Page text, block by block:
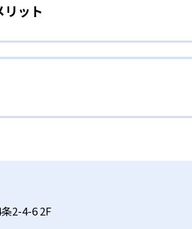
ラム
けプログラミングスクール「
進捗や成績をリアルタイムで取得
。
ートとQUREOオリジナル教材を
プで徐々に本格的なコーディング
検しながらプログラミングの基礎
て、プログラミングの基礎を網羅
るガイドキャラクターの存在や、
ステムなど、子どもが夢中になれ
て本格的なプログラミン
ムページやゲームなどを作りなが
本格的なコーディングに挑戦して
なる。検定などを通して達成感を
をみにつけていくことができる。
ット
トーリー性の高い教材によって
学習が可能であるため、飽きず
容で、中学・高校での学びや将来
ため、事前に教室ごとに確認が必
で公開していない。
2-4-6 2F